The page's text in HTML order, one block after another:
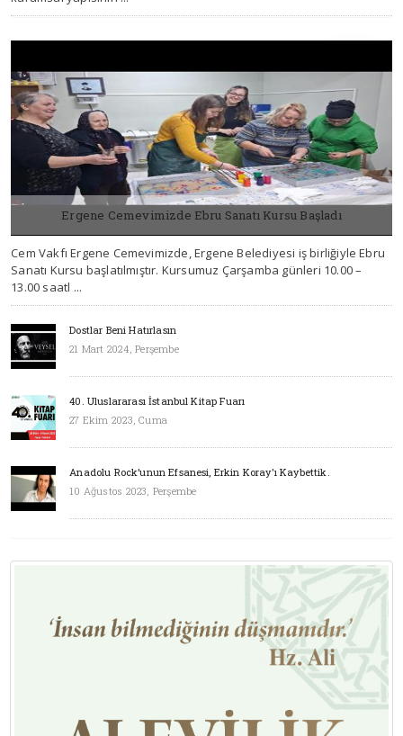
Ergene Cemevimizde Ebru Sanatı Kursu Başladı
08 NISAN 2026, ÇARŞAMBA
Cem Vakfı Ergene Cemevimizde, Ergene Belediyesi iş birliğiyle Ebru
Sanatı Kursu başlatılmıştır. Kursumuz Çarşamba günleri 10.00 –
13.00 saatl ...
Dostlar Beni Hatırlasın
21 Mart 2024, Perşembe
40. Uluslararası İstanbul Kitap Fuarı
27 Ekim 2023, Cuma
Anadolu Rock’unun Efsanesi, Erkin Koray'ı Kaybettik.
10 Ağustos 2023, Perşembe